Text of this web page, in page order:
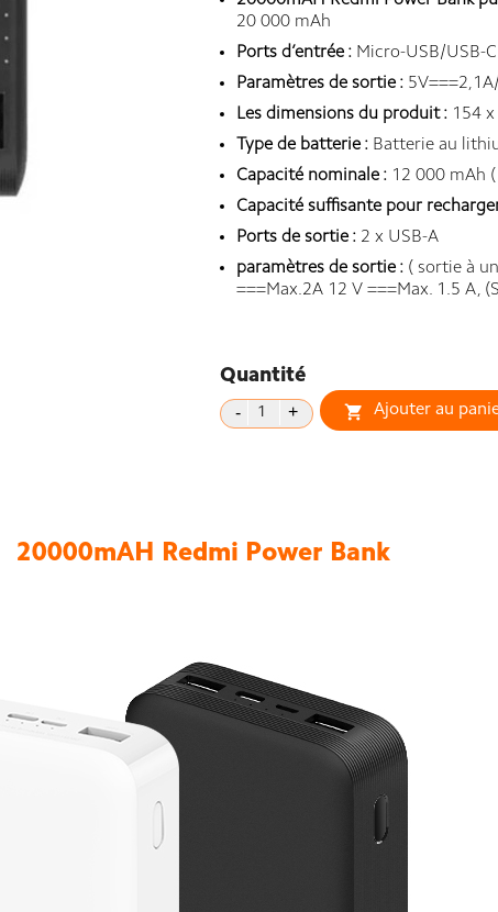
20 000 mAh
Ports d’entrée : Micro-USB/USB-C
Paramètres de sortie :
Les dimensions du produit : 154
Type de batterie : Batterie au
Capacité nominale : 12 000 mAh
Capacité suffisante pour
Ports de sortie : 2 x USB-A
paramètres de sortie : ( sortie à
===Max.2A 12 V ===Max. 1.5 A,
Quantité
 Ajouter au
20000mAH Redmi Power Bank